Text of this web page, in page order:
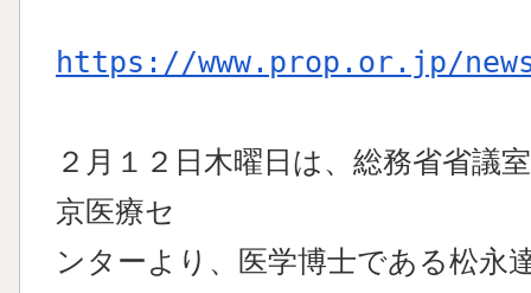
https://www.prop.or.jp/
２月１２日木曜日は、総務省省議
京医療セ
ンターより、医学博士である松永